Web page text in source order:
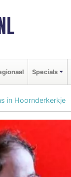
Specials
in Hoornderkerkje